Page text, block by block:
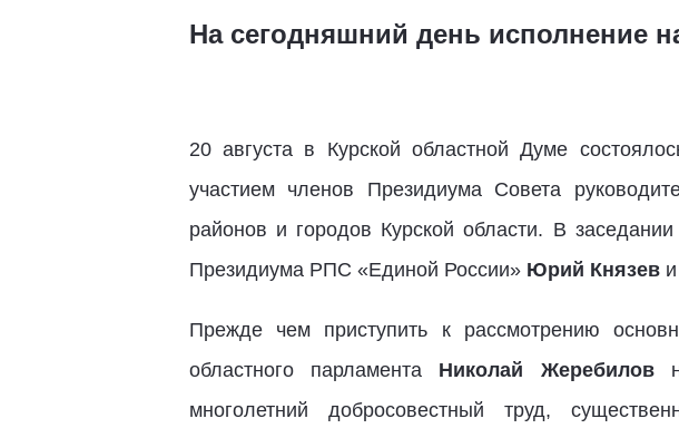
На сегодняшний день исполнение
20 августа в Курской областной Думе
участием членов Президиума Совета
районов и городов Курской области. В
Президиума РПС «Единой России» Юрий Князев
Прежде чем приступить к рассмотрению
областного парламента Николай Жеребилов
многолетний добросовестный труд,